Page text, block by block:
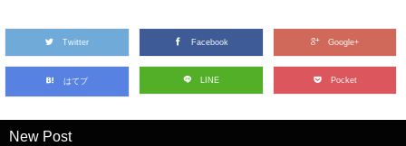
Twitter Facebook Google+
はてブ LINE Pocket
New Post